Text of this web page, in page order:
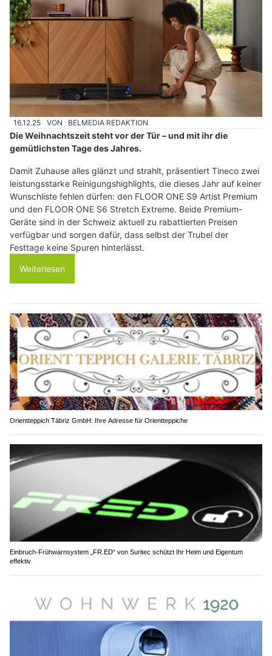
16.12.25 VON BELMEDIA REDAKTION
Die Weihnachtszeit steht vor der Tür – und mit ihr die
gemütlichsten Tage des Jahres.
Damit Zuhause alles glänzt und strahlt, präsentiert Tineco zwei
leistungsstarke Reinigungshighlights, die dieses Jahr auf keiner
Wunschliste fehlen dürfen: den FLOOR ONE S9 Artist Premium
und den FLOOR ONE S6 Stretch Extreme. Beide Premium-
Geräte sind in der Schweiz aktuell zu rabattierten Preisen
verfügbar und sorgen dafür, dass selbst der Trubel der
Festtage keine Spuren hinterlässt.
Weiterlesen
Orientteppich Täbriz GmbH: Ihre Adresse für Orientteppiche
Einbruch-Frühwarnsystem „FR.ED“ von Suritec schützt Ihr Heim und Eigentum
effektiv